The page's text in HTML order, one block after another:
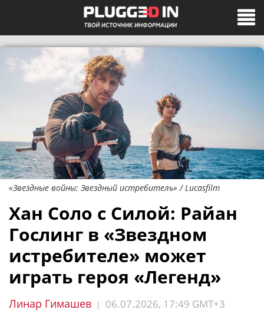
«Звездные войны: Звездный истребитель» / Lucasfilm
Хан Соло с Силой: Райан
Гослинг в «Звездном
истребителе» может
играть героя «Легенд»
Линар Гимашев | 06.07.2026, 17:49 GMT+3